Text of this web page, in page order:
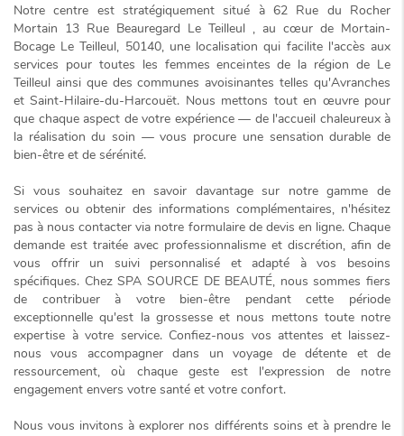
Notre centre est stratégiquement situé à 62 Rue du Rocher
Mortain 13 Rue Beauregard Le Teilleul , au cœur de Mortain-
Bocage Le Teilleul, 50140, une localisation qui facilite l'accès aux
services pour toutes les femmes enceintes de la région de Le
Teilleul ainsi que des communes avoisinantes telles qu'Avranches
et Saint-Hilaire-du-Harcouët. Nous mettons tout en œuvre pour
que chaque aspect de votre expérience — de l'accueil chaleureux à
la réalisation du soin — vous procure une sensation durable de
bien-être et de sérénité.
Si vous souhaitez en savoir davantage sur notre gamme de
services ou obtenir des informations complémentaires, n'hésitez
pas à nous contacter via notre formulaire de devis en ligne. Chaque
demande est traitée avec professionnalisme et discrétion, afin de
vous offrir un suivi personnalisé et adapté à vos besoins
spécifiques. Chez SPA SOURCE DE BEAUTÉ, nous sommes fiers
de contribuer à votre bien-être pendant cette période
exceptionnelle qu'est la grossesse et nous mettons toute notre
expertise à votre service. Confiez-nous vos attentes et laissez-
nous vous accompagner dans un voyage de détente et de
ressourcement, où chaque geste est l'expression de notre
engagement envers votre santé et votre confort.
Nous vous invitons à explorer nos différents soins et à prendre le